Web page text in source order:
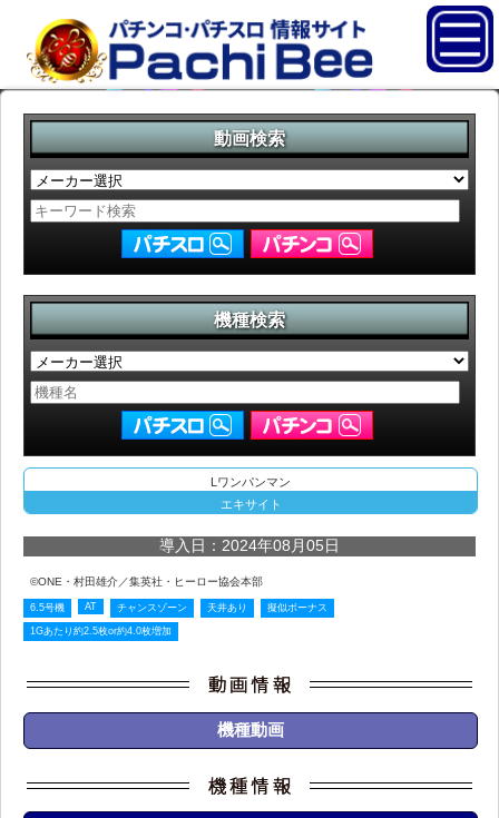
動画検索
機種検索
Lワンパンマン
エキサイト
導入日：2024年08月05日
©ONE・村田雄介／集英社・ヒーロー協会本部
6.5号機 AT チャンスゾーン 天井あり 擬似ボーナス
1Gあたり約2.5枚or約4.0枚増加
機種動画